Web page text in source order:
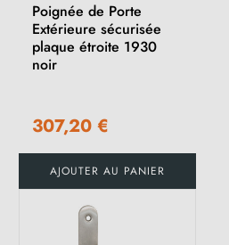
Poignée de Porte
Extérieure sécurisée
plaque étroite 1930
noir
307,20 €
AJOUTER AU PANIER